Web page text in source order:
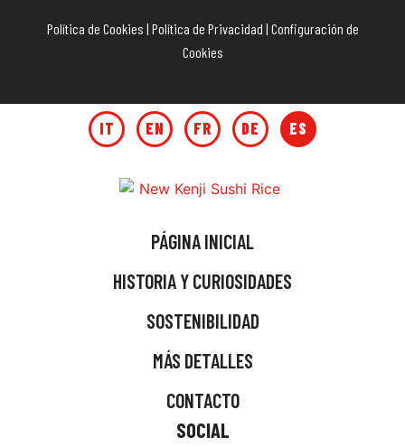
Política de Cookies | Política de Privacidad | Configuración de
Cookies
IT EN FR DE ES
PÁGINA INICIAL
HISTORIA Y CURIOSIDADES
SOSTENIBILIDAD
MÁS DETALLES
CONTACTO
SOCIAL